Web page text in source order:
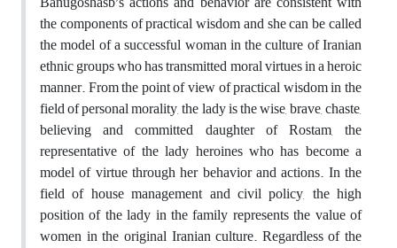
the components of practical wisdom and she can be called
the model of a successful woman in the culture of Iranian
ethnic groups who has transmitted moral virtues in a heroic
manner. From the point of view of practical wisdom in the
field of personal morality, the lady is the wise, brave, chaste,
believing and committed daughter of Rostam, the
representative of the lady heroines who has become a
model of virtue through her behavior and actions. In the
field of house management and civil policy, the high
position of the lady in the family represents the value of
women in the original Iranian culture. Regardless of the